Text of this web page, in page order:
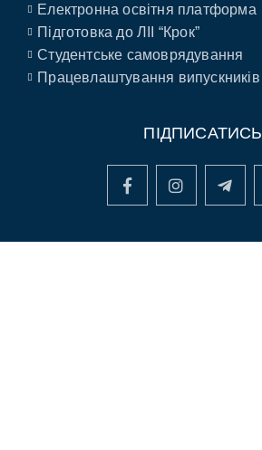
Електронна освітня платформа
Підготовка до ЛІІ “Крок”
Студентське самоврядування
Працевлаштування випускників
ПІДПИСАТИСЬ